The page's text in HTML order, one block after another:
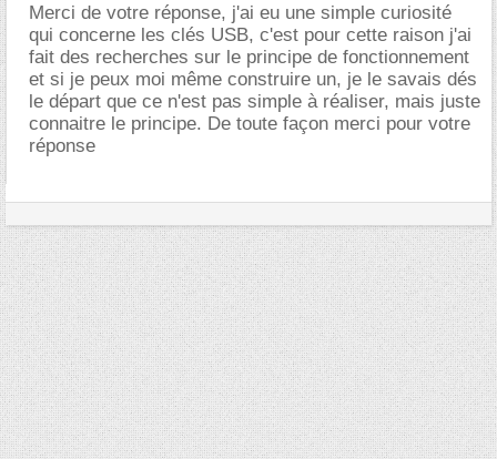
Merci de votre réponse, j'ai eu une simple curiosité
qui concerne les clés USB, c'est pour cette raison j'ai
fait des recherches sur le principe de fonctionnement
et si je peux moi même construire un, je le savais dés
le départ que ce n'est pas simple à réaliser, mais juste
connaitre le principe. De toute façon merci pour votre
réponse